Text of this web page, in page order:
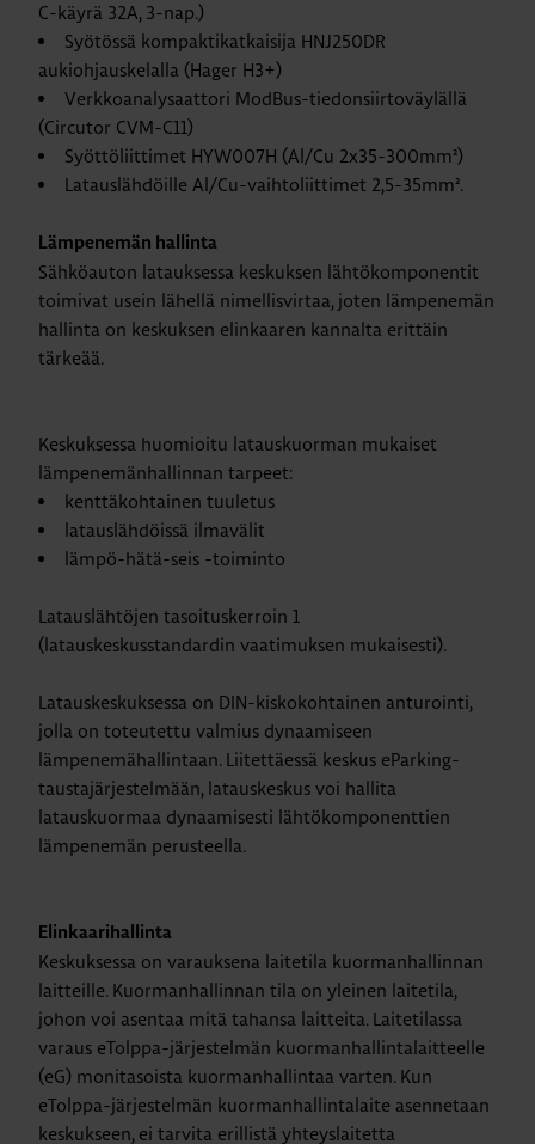
C-käyrä 32A, 3-nap.)
Syötössä kompaktikatkaisija HNJ250DR
aukiohjauskelalla (Hager H3+)
Verkkoanalysaattori ModBus-tiedonsiirtoväylällä
(Circutor CVM-C11)
Syöttöliittimet HYW007H (Al/Cu 2x35-300mm²)
Latauslähdöille Al/Cu-vaihtoliittimet 2,5-35mm².
Lämpenemän hallinta
Sähköauton latauksessa keskuksen lähtökomponentit
toimivat usein lähellä nimellisvirtaa, joten lämpenemän
hallinta on keskuksen elinkaaren kannalta erittäin
tärkeää.
Keskuksessa huomioitu latauskuorman mukaiset
lämpenemänhallinnan tarpeet:
kenttäkohtainen tuuletus
latauslähdöissä ilmavälit
lämpö-hätä-seis -toiminto
Latauslähtöjen tasoituskerroin 1
(latauskeskusstandardin vaatimuksen mukaisesti).
Latauskeskuksessa on DIN-kiskokohtainen anturointi,
jolla on toteutettu valmius dynaamiseen
lämpenemähallintaan. Liitettäessä keskus eParking-
taustajärjestelmään, latauskeskus voi hallita
latauskuormaa dynaamisesti lähtökomponenttien
lämpenemän perusteella.
Elinkaarihallinta
Keskuksessa on varauksena laitetila kuormanhallinnan
laitteille. Kuormanhallinnan tila on yleinen laitetila,
johon voi asentaa mitä tahansa laitteita. Laitetilassa
varaus eTolppa-järjestelmän kuormanhallintalaitteelle
(eG) monitasoista kuormanhallintaa varten. Kun
eTolppa-järjestelmän kuormanhallintalaite asennetaan
keskukseen, ei tarvita erillistä yhteyslaitetta